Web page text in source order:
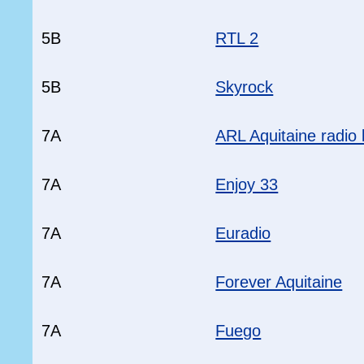
5B RTL 2
5B Skyrock
7A ARL Aquitaine radio
7A Enjoy 33
7A Euradio
7A Forever Aquitaine
7A Fuego